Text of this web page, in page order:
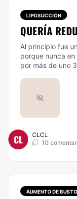
LIPOSUCCIÓN
QUERÍA
Al principio fue
porque nunca
por más de uno
CL
CLCL
10
AUMENTO DE BUSTO